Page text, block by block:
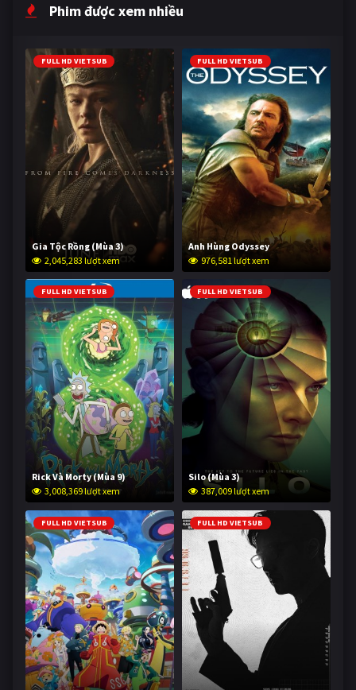
Phim được xem nhiều
FULL HD VIETSUB
Gia Tộc Rồng (Mùa 3)
2,045,283 lượt xem
FULL HD VIETSUB
Anh Hùng Odyssey
976,581 lượt xem
FULL HD VIETSUB
Rick Và Morty (Mùa 9)
3,008,369 lượt xem
FULL HD VIETSUB
Silo (Mùa 3)
387,009 lượt xem
FULL HD VIETSUB FULL HD VIETSUB